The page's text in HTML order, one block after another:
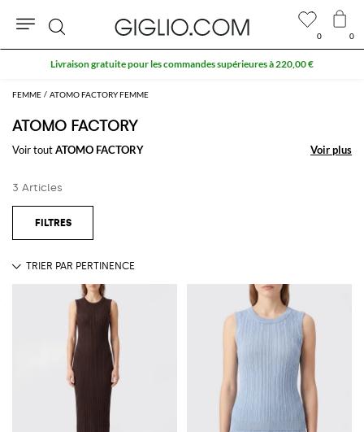
FEMME ATOMO FACTORY FEMME
ATOMO FACTORY
Voir toutATOMO FACTORY Voir plus
Voir plus
3 Articles
0 0
Rechercher
Livraison gratuite pour les commandes supérieures à 220,00 €